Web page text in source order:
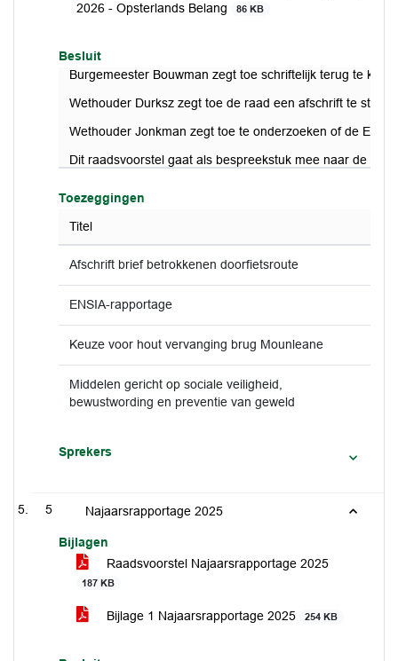
2026 - Opsterlands Belang
86 KB
Besluit
Burgemeester Bouwman zegt toe schriftelijk terug te
Wethouder Durksz zegt toe de raad een afschrift te
Wethouder Jonkman zegt toe te onderzoeken of de
Dit raadsvoorstel gaat als bespreekstuk mee naar de
Toezeggingen
Titel
Afschrift brief betrokkenen doorfietsroute
ENSIA-rapportage
Keuze voor hout vervanging brug Mounleane
Middelen gericht op sociale veiligheid,
bewustwording en preventie van geweld
Sprekers
5 Najaarsrapportage 2025
Bijlagen
Raadsvoorstel Najaarsrapportage 2025
187 KB
Bijlage 1 Najaarsrapportage 2025 254 KB